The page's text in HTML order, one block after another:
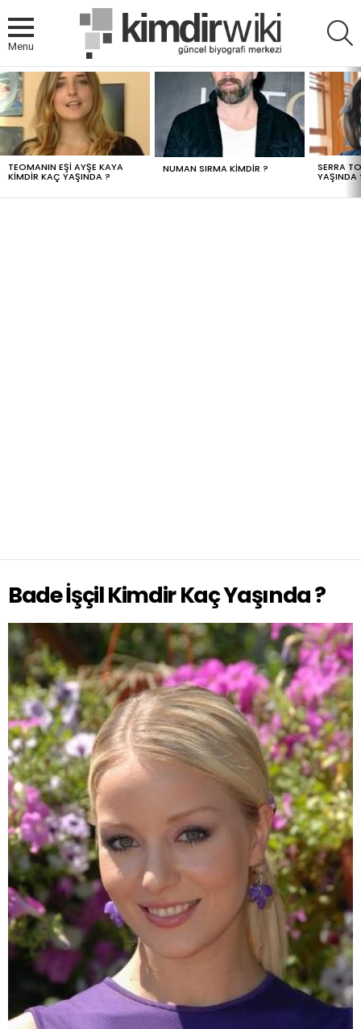
Menu
MOST
VIEWED
STORIES
TEOMANIN EŞI AYŞE KAYA
KIMDIR KAÇ YAŞINDA ?
NUMAN SIRMA KIMDIR ? SERRA
YAŞINDA
Bade İşçil Kimdir Kaç Yaşında ?